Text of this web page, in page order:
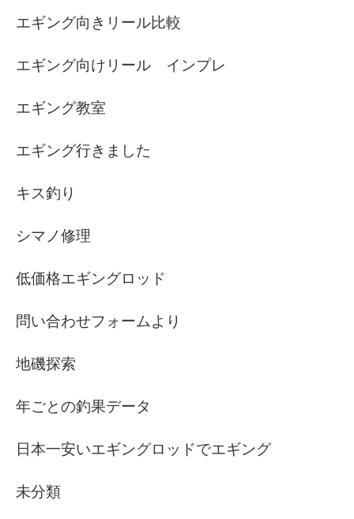
エギング向きリール比較
エギング向けリール インプレ
エギング教室
エギング行きました
キス釣り
シマノ修理
低価格エギングロッド
問い合わせフォームより
地磯探索
年ごとの釣果データ
日本一安いエギングロッドでエギング
未分類